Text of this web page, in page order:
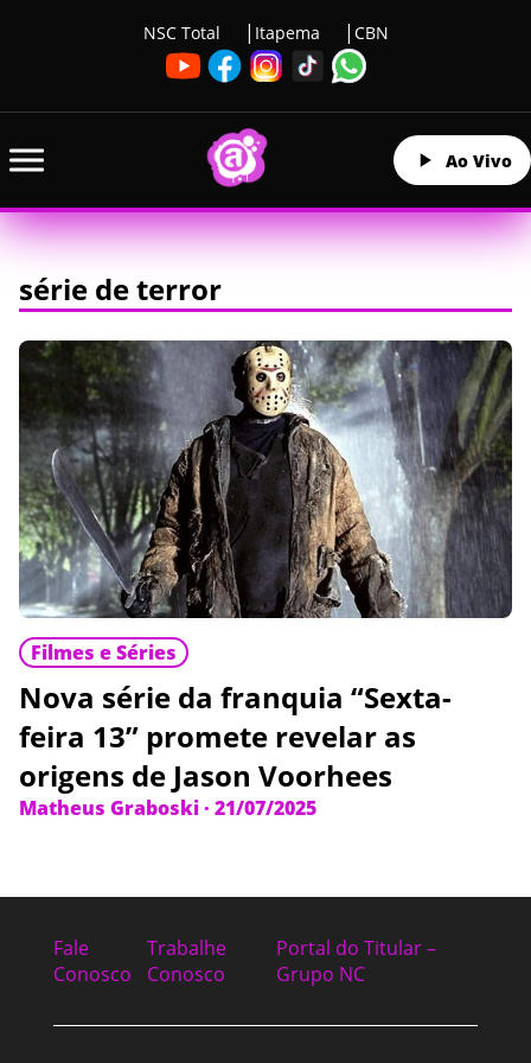
NSC Total Itapema CBN
Ao Vivo
série de terror
Filmes e Séries
Nova série da franquia “Sexta-
feira 13” promete revelar as
origens de Jason Voorhees
Matheus Graboski· 21/07/2025
Fale
Conosco
Trabalhe
Conosco
Portal do Titular –
Grupo NC